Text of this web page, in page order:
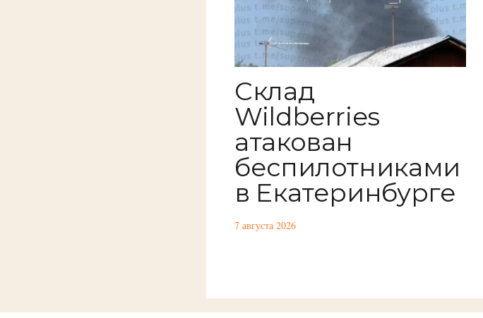
Склад
Wildberries
атакован
беспилотниками
в Екатеринбурге
7 августа 2026